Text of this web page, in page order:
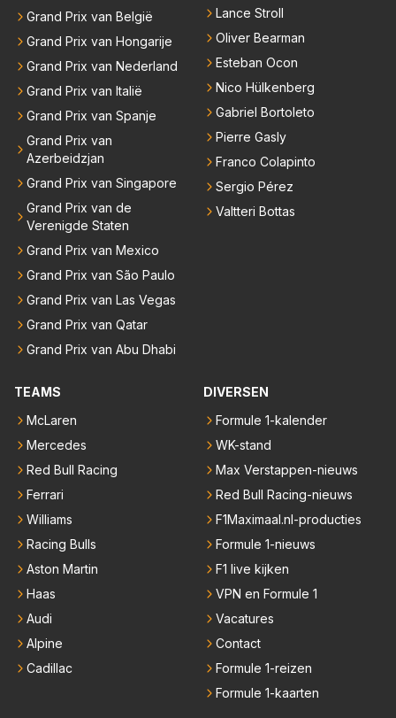
Grand Prix van België
Grand Prix van Hongarije
Grand Prix van Nederland
Grand Prix van Italië
Grand Prix van Spanje
Grand Prix van
Azerbeidzjan
Grand Prix van Singapore
Grand Prix van de
Verenigde Staten
Grand Prix van Mexico
Grand Prix van São Paulo
Grand Prix van Las Vegas
Grand Prix van Qatar
Grand Prix van Abu Dhabi
Lance Stroll
Oliver Bearman
Esteban Ocon
Nico Hülkenberg
Gabriel Bortoleto
Pierre Gasly
Franco Colapinto
Sergio Pérez
Valtteri Bottas
TEAMS
McLaren
Mercedes
Red Bull Racing
Ferrari
Williams
Racing Bulls
Aston Martin
Haas
Audi
Alpine
Cadillac
DIVERSEN
Formule 1-kalender
WK-stand
Max Verstappen-nieuws
Red Bull Racing-nieuws
F1Maximaal.nl-producties
Formule 1-nieuws
F1 live kijken
VPN en Formule 1
Vacatures
Contact
Formule 1-reizen
Formule 1-kaarten